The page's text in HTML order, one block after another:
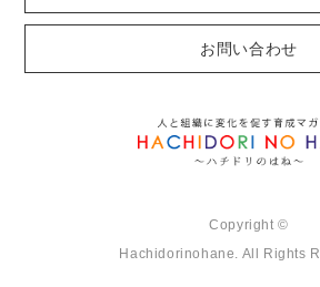
お問い合わせ
Copyright ©
Hachidorinohane. All Rights